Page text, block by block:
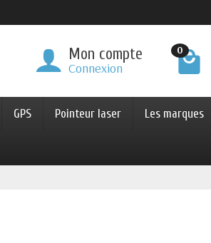
Mon compte
Connexion
0
GPS Pointeur laser Les marques